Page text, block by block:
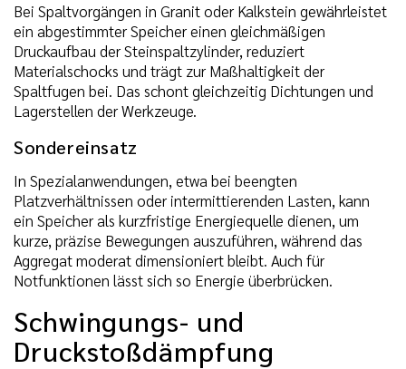
Bei Spaltvorgängen in Granit oder Kalkstein gewährleistet
ein abgestimmter Speicher einen gleichmäßigen
Druckaufbau der Steinspaltzylinder, reduziert
Materialschocks und trägt zur Maßhaltigkeit der
Spaltfugen bei. Das schont gleichzeitig Dichtungen und
Lagerstellen der Werkzeuge.
Sondereinsatz
In Spezialanwendungen, etwa bei beengten
Platzverhältnissen oder intermittierenden Lasten, kann
ein Speicher als kurzfristige Energiequelle dienen, um
kurze, präzise Bewegungen auszuführen, während das
Aggregat moderat dimensioniert bleibt. Auch für
Notfunktionen lässt sich so Energie überbrücken.
Schwingungs- und
Druckstoßdämpfung